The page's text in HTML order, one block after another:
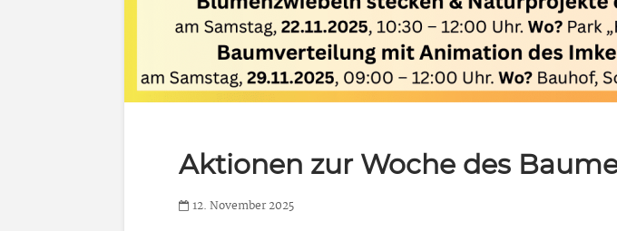
Aktionen zur Woche des
12. November 2025